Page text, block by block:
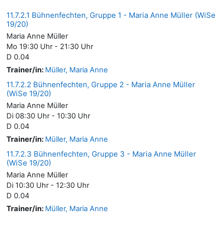
11.7.2.1 Bühnenfechten, Gruppe 1 - Maria Anne Müller (WiSe
19/20)
Maria Anne Müller
Mo 19:30 Uhr - 21:30 Uhr
D 0.04
Trainer/in: Müller, Maria Anne
11.7.2.2 Bühnenfechten, Gruppe 2 - Maria Anne Müller
(WiSe 19/20)
Maria Anne Müller
Di 08:30 Uhr - 10:30 Uhr
D 0.04
Trainer/in: Müller, Maria Anne
11.7.2.3 Bühnenfechten, Gruppe 3 - Maria Anne Müller
(WiSe 19/20)
Maria Anne Müller
Di 10:30 Uhr - 12:30 Uhr
D 0.04
Trainer/in: Müller, Maria Anne